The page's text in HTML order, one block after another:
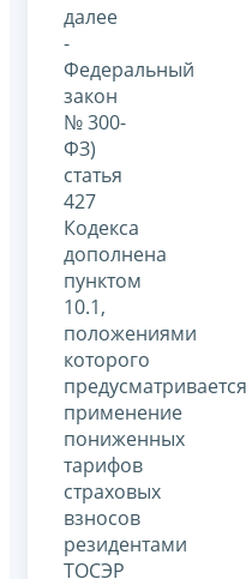
далее
-
Федеральный
закон
№ 300-
ФЗ)
статья
427
Кодекса
дополнена
пунктом
10.1,
положениями
которого
предусматривается
применение
пониженных
тарифов
страховых
взносов
резидентами
ТОСЭР